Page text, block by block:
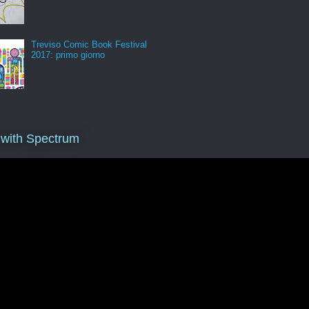
Treviso Comic Book Festival
2017: primo giorno
Spectrum